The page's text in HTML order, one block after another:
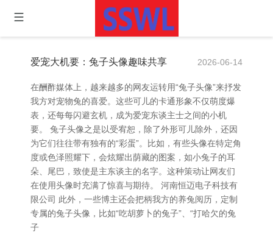
爱宠大机要：兔子头像趣味共享 2026-06-14
在酬酢媒体上，越来越多的网友运转用“兔子头像”来抒发
我方对宠物兔的喜爱。这些可儿的卡通形象不仅萌度爆
表，还每每闪避玄机，成为爱宠东谈主士之间的小机
要。 兔子头像之是以受宥恕，除了外形可儿除外，还因
为它们往往带有独有的“彩蛋”。比如，有些头像在特定角
度或色泽照耀下，会炫耀出荫藏的图案，如小兔子的耳
朵、尾巴，致使是主东谈主的名字。这种策动让网友们
在使用头像时充满了惊喜与期待。 河南恒迈电子科技有
限公司 此外，一些博主还会把柄我方的养兔阅历，定制
专属的兔子头像，比如“吃胡萝卜的兔子”、“打哈欠的兔
子